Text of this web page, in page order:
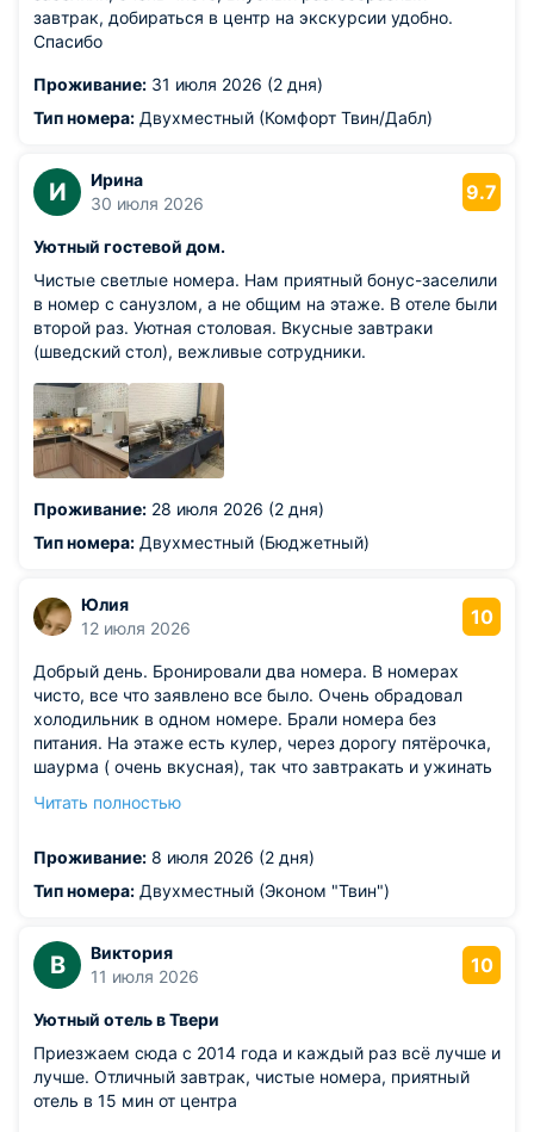
завтрак, добираться в центр на экскурсии удобно.
Спасибо
Проживание: 31 июля 2026 (2 дня)
Тип номера: Двухместный (Комфорт Твин/Дабл)
И
Ирина
30 июля 2026
9.7
Уютный гостевой дом.
Чистые светлые номера. Нам приятный бонус-заселили
в номер с санузлом, а не общим на этаже. В отеле были
второй раз. Уютная столовая. Вкусные завтраки
(шведский стол), вежливые сотрудники.
Проживание: 28 июля 2026 (2 дня)
Тип номера: Двухместный (Бюджетный)
Юлия
12 июля 2026
10
Добрый день. Бронировали два номера. В номерах
чисто, все что заявлено все было. Очень обрадовал
холодильник в одном номере. Брали номера без
питания. На этаже есть кулер, через дорогу пятёрочка,
шаурма ( очень вкусная), так что завтракать и ужинать
погреть еду в микроволновке. Отель хоть и находится
10 минут. Есть парковка. В отеле тихо. Нам все
понравилось. Останавливаемся не первый раз. Спасибо
Читать полностью
Проживание: 8 июля 2026 (2 дня)
Тип номера: Двухместный (Эконом "Твин")
В
Виктория
11 июля 2026
10
Уютный отель в Твери
Приезжаем сюда с 2014 года и каждый раз всё лучше и
лучше. Отличный завтрак, чистые номера, приятный
отель в 15 мин от центра